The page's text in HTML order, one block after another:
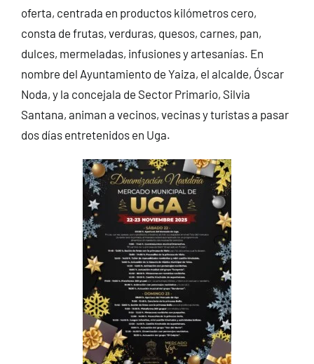
oferta, centrada en productos kilómetros cero,
consta de frutas, verduras, quesos, carnes, pan,
dulces, mermeladas, infusiones y artesanías. En
nombre del Ayuntamiento de Yaiza, el alcalde, Óscar
Noda, y la concejala de Sector Primario, Silvia
Santana, animan a vecinos, vecinas y turistas a pasar
dos días entretenidos en Uga.